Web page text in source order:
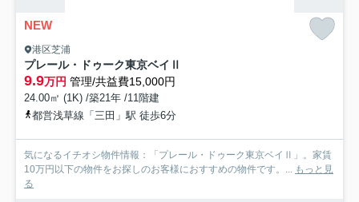
NEW
港区芝浦
プレール・ドゥーク東京ベイⅡ
9.9万円 管理/共益費15,000円
24.00㎡ (1K) /築21年 /11階建
都営浅草線「三田」駅 徒歩6分
気になるイチオシ物件情報：「プレール・ドゥーク東京ベイⅡ」。家賃
10万円以下の物件をお探しのお客様におすすめの物件です。... もっと見
る